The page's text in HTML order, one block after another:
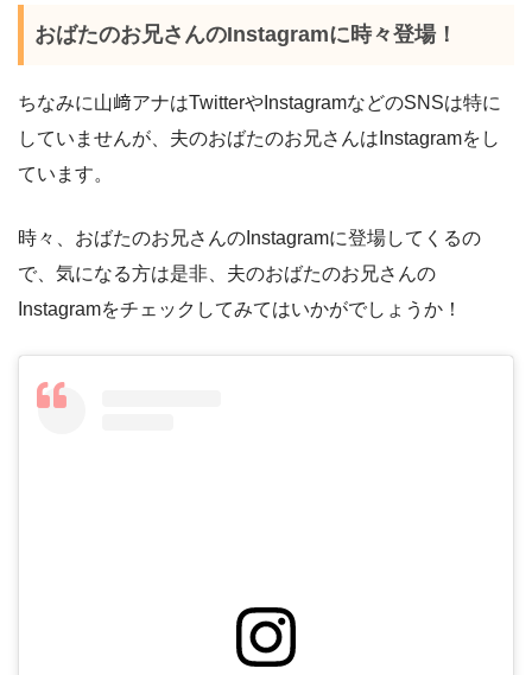
おばたのお兄さんのInstagramに時々登場！
ちなみに山﨑アナはTwitterやInstagramなどのSNSは特に
していませんが、夫のおばたのお兄さんはInstagramをし
ています。
時々、おばたのお兄さんのInstagramに登場してくるの
で、気になる方は是非、夫のおばたのお兄さんの
Instagramをチェックしてみてはいかがでしょうか！